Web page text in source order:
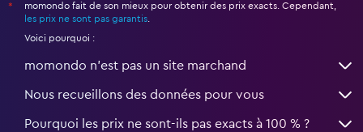
*
momondo fait de son mieux pour obtenir des prix exacts. Cependant,
les prix ne sont pas garantis.
Voici pourquoi :
momondo n'est pas un site marchand
Nous recueillons des données pour vous
Pourquoi les prix ne sont-ils pas exacts à 100 % ?